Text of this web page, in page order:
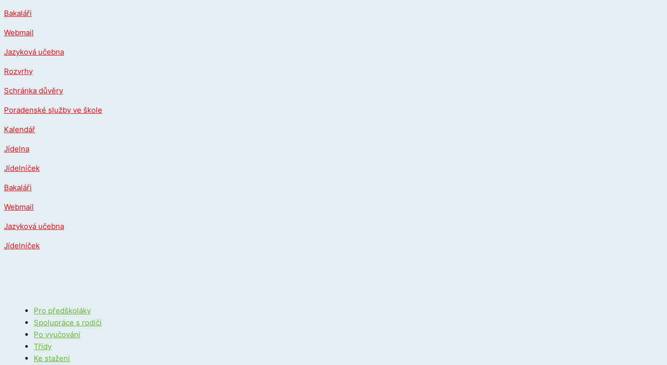
na
obsah
Bakaláři
Webmail
Jazyková učebna
Rozvrhy
Schránka důvěry
Poradenské služby ve škole
Kalendář
Jídelna
Jídelníček
Bakaláři
Webmail
Jazyková učebna
Jídelníček
Pro předškoláky
Spolupráce s rodiči
Po vyučování
Třídy
Ke stažení